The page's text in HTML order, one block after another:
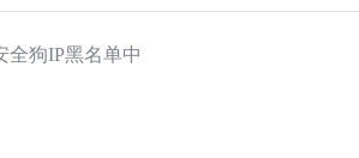
全狗IP黑名单中